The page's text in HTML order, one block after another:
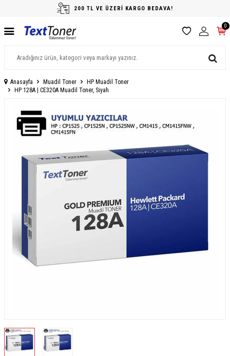
200 TL VE ÜZERİ KARGO BEDAVA!
0
Anasayfa Muadil Toner
HP Muadil Toner
HP 128A | CE320A Muadil Toner, Siyah